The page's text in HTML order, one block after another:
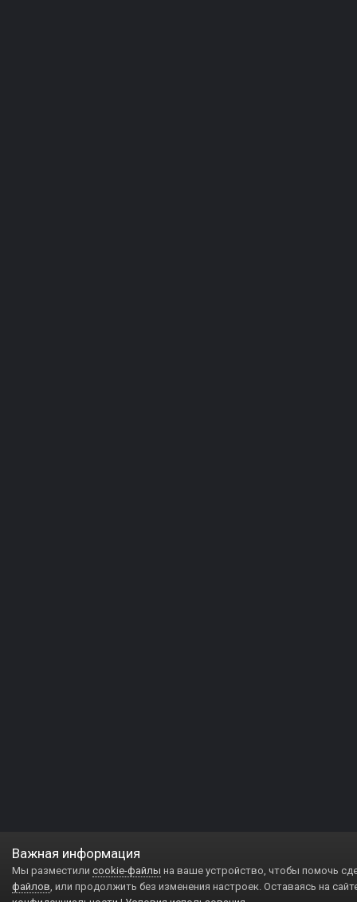
Важная информация
Мы разместили cookie-файлы на ваше устройство, чтобы помочь
файлов, или продолжить без изменения настроек. Оставаясь на